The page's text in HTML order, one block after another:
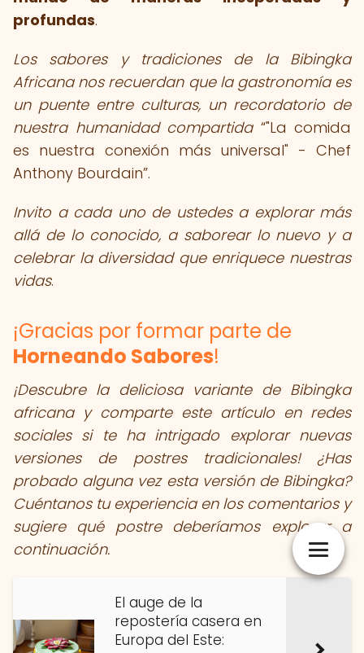
profundas.
Los sabores y tradiciones de la Bibingka
Africana nos recuerdan que la gastronomía es
un puente entre culturas, un recordatorio de
nuestra humanidad compartida
"La comida
es nuestra conexión más universal" - Chef
Anthony Bourdain .
Invito a cada uno de ustedes a explorar más
allá de lo conocido, a saborear lo nuevo y a
celebrar la diversidad que enriquece nuestras
vidas.
¡Gracias por formar parte de
Horneando Sabores!
¡Descubre la deliciosa variante de Bibingka
africana y comparte este artículo en redes
sociales si te ha intrigado explorar nuevas
versiones de postres tradicionales! ¿Has
probado alguna vez esta versión de Bibingka?
Cuéntanos tu experiencia en los comentarios y
sugiere qué postre deberíamos explorar a
continuación.
El auge de la
repostería casera en
Europa del Este: